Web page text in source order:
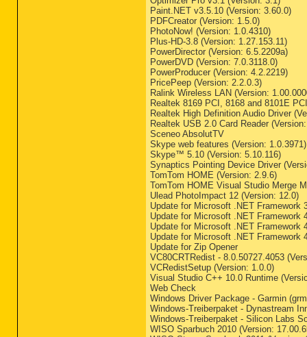
Paint.NET v3.5.10 (Version: 3.60.0)
PDFCreator (Version: 1.5.0)
PhotoNow! (Version: 1.0.4310)
Plus-HD-3.8 (Version: 1.27.153.11)
PowerDirector (Version: 6.5.2209a)
PowerDVD (Version: 7.0.3118.0)
PowerProducer (Version: 4.2.2219)
PricePeep (Version: 2.2.0.3)
Ralink Wireless LAN (Version:
Realtek 8169 PCI, 8168 and 8101E
Realtek High Definition Audio Driver
Realtek USB 2.0 Card Reader
Sceneo AbsolutTV
Skype web features (Version: 1.0.3971)
Skype™ 5.10 (Version: 5.10.116)
Synaptics Pointing Device Driver
TomTom HOME (Version: 2.9.6)
TomTom HOME Visual Studio Merge
Ulead PhotoImpact 12 (Version: 12.0)
Update for Microsoft .NET Framework
Update for Microsoft .NET Framework
Update for Microsoft .NET Framework
Update for Microsoft .NET Framework
Update for Zip Opener
VC80CRTRedist - 8.0.50727.4053
VCRedistSetup (Version: 1.0.0)
Visual Studio C++ 10.0 Runtime
Web Check
Windows Driver Package - Garmin
Windows-Treiberpaket - Dynastream
Windows-Treiberpaket - Silicon Labs
WISO Sparbuch 2010 (Version: